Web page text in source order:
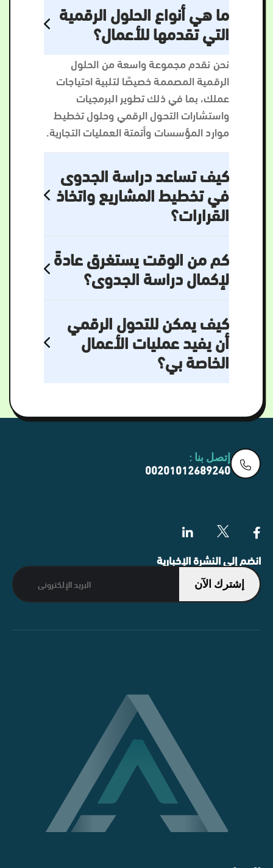
ما هي أنواع الحلول الرقمية
التي تقدمها للأعمال؟
نحن نقدم مجموعة واسعة من الحلول
الرقمية المصممة خصيصًا لتلبية احتياجات
عملك، بما في ذلك تطوير البرمجيات
واستشارات التحول الرقمي وحلول تخطيط
موارد المؤسسات وأتمتة العمليات التجارية.
كيف تساعد دراسة الجدوى
في تخطيط المشاريع واتخاذ
القرارات؟
كم من الوقت يستغرق عادةً
لإكمال دراسة الجدوى؟
كيف يمكن للتحول الرقمي
أن يفيد عمليات الأعمال
الخاصة بي؟
إتصل بنا :
00201012689240
انضم إلى النشرة الإخبارية
إشترك الآن